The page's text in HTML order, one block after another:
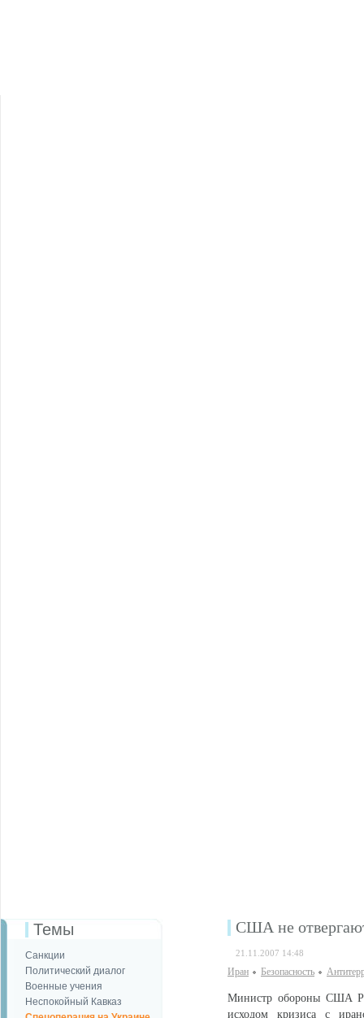
Темы
Санкции
Политический диалог
Военные учения
Неспокойный Кавказ
США не
21.11.2007 14:48
Иран Безопаcность
Министр обороны США
исходом кризиса с